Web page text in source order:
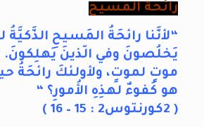
رائحة المسيح
“لأنَّنا رائحَةُ المَسيحِ الذَّكيَّةُ
يَخلُصونَ وفي الّذينَ يَهلِكونَ.
موتٍ لموتٍ، ولأولئكَ رائحَةُ
هو كُفوءٌ لهذِهِ الأُمورِ؟ “
( 2كورنتوس2 : 15 – 16 )